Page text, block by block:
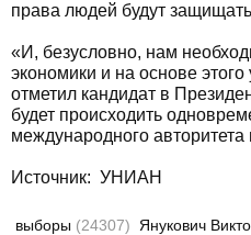
права людей будут
«И, безусловно, нам
экономики и на основе
отметил кандидат в
будет происходить
международного
Источник: УНИАН
выборы (24307) Янукович